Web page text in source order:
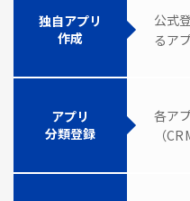
独自アプリ
作成
公式
るア
アプリ
分類登録
各ア
（